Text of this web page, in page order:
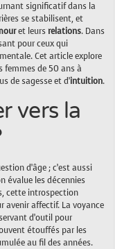
significatif dans la
se stabilisent, et
et leurs relations. Dans
pour ceux qui
Cet article explore
femmes de 50 ans à
de sagesse et d’intuition.
vers la
d’âge ; c’est aussi
évalue les décennies
cette introspection
avenir affectif. La voyance
d’outil pour
étouffés par les
au fil des années.